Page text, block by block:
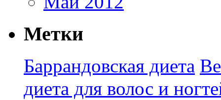
Метки
Баррандовская диета
диета для волос и